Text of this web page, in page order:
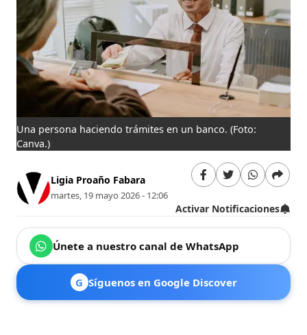
Una persona haciendo trámites en un banco. (Foto:
Canva.)
Ligia Proaño Fabara
martes, 19 mayo 2026 - 12:06
Activar Notificaciones
Únete a nuestro canal de WhatsApp
G Síguenos en Google Discover